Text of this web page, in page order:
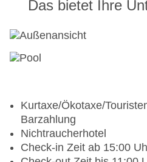
Das bietet Ihre
Kurtaxe/Ökotaxe/
Barzahlung
Nichtraucherhotel
Check-in Zeit ab 15:00